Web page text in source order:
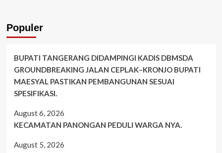
Populer
BUPATI TANGERANG DIDAMPINGI KADIS DBMSDA
GROUNDBREAKING JALAN CEPLAK–KRONJO BUPATI
MAESYAL PASTIKAN PEMBANGUNAN SESUAI
SPESIFIKASI.
August 6, 2026
KECAMATAN PANONGAN PEDULI WARGA NYA.
August 5, 2026